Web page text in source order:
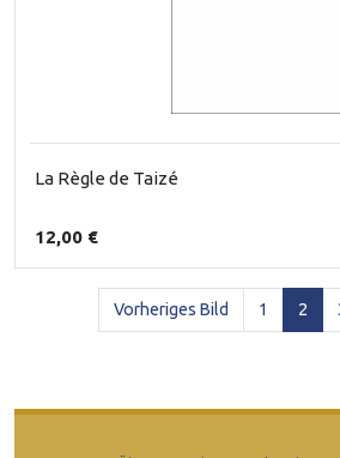
La Règle de Taizé
12,00 €
Vorheriges Bild 1 2